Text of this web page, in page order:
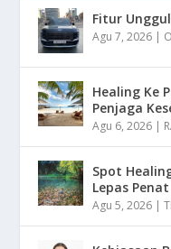
Fitur
Agu 7, 2026 |
Healing Ke
Penjaga
Agu 6, 2026 |
Spot
Lepas Penat
Agu 5, 2026 |